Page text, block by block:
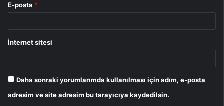
E-posta *
İnternet sitesi
Daha sonraki yorumlarımda kullanılması için adım, e-posta
adresim ve site adresim bu tarayıcıya kaydedilsin.